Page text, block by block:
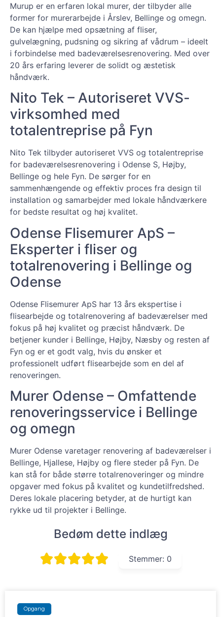
Murup er en erfaren lokal murer, der tilbyder alle
former for murerarbejde i Årslev, Bellinge og omegn.
De kan hjælpe med opsætning af fliser,
gulvelægning, pudsning og sikring af vådrum – ideelt
i forbindelse med badeværelsesrenovering. Med over
20 års erfaring leverer de solidt og æstetisk
håndværk.
Nito Tek – Autoriseret VVS-
virksomhed med
totalentreprise på Fyn
Nito Tek tilbyder autoriseret VVS og totalentreprise
for badeværelsesrenovering i Odense S, Højby,
Bellinge og hele Fyn. De sørger for en
sammenhængende og effektiv proces fra design til
installation og samarbejder med lokale håndværkere
for bedste resultat og høj kvalitet.
Odense Flisemurer ApS –
Eksperter i fliser og
totalrenovering i Bellinge og
Odense
Odense Flisemurer ApS har 13 års ekspertise i
flisearbejde og totalrenovering af badeværelser med
fokus på høj kvalitet og præcist håndværk. De
betjener kunder i Bellinge, Højby, Næsby og resten af
Fyn og er et godt valg, hvis du ønsker et
professionelt udført flisearbejde som en del af
renoveringen.
Murer Odense – Omfattende
renoveringsservice i Bellinge
og omegn
Murer Odense varetager renovering af badeværelser i
Bellinge, Hjallese, Højby og flere steder på Fyn. De
kan stå for både større totalrenoveringer og mindre
opgaver med fokus på kvalitet og kundetilfredshed.
Deres lokale placering betyder, at de hurtigt kan
rykke ud til projekter i Bellinge.
Bedøm dette indlæg
Stemmer: 0
Opgang